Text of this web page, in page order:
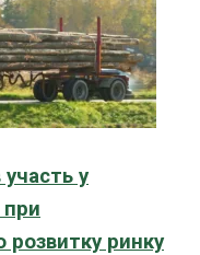
у
при
ринку